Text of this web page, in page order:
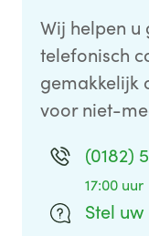
Wij helpen u
telefonisch
gemakkelijk
voor niet-
(0182)
17:00 uur
Stel